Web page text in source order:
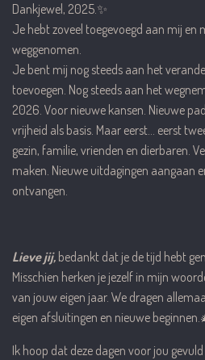
Dankjewel, 2025.✨
Je hebt zoveel toegevoegd aan mij en
weggenomen.
Je bent mij nog steeds aan het
toevoegen. Nog steeds aan het
2026. Voor nieuwe kansen. Nieuwe
vrijheid als basis. Maar eerst… eerst
gezin, familie, vrienden en dierbaren.
maken. Nieuwe uitdagingen aangaan
ontvangen.
Lieve jij, bedankt dat je de tijd hebt
Misschien herken je jezelf in mijn
van jouw eigen jaar. We dragen
eigen afsluitingen en nieuwe
Ik hoop dat deze dagen voor jou